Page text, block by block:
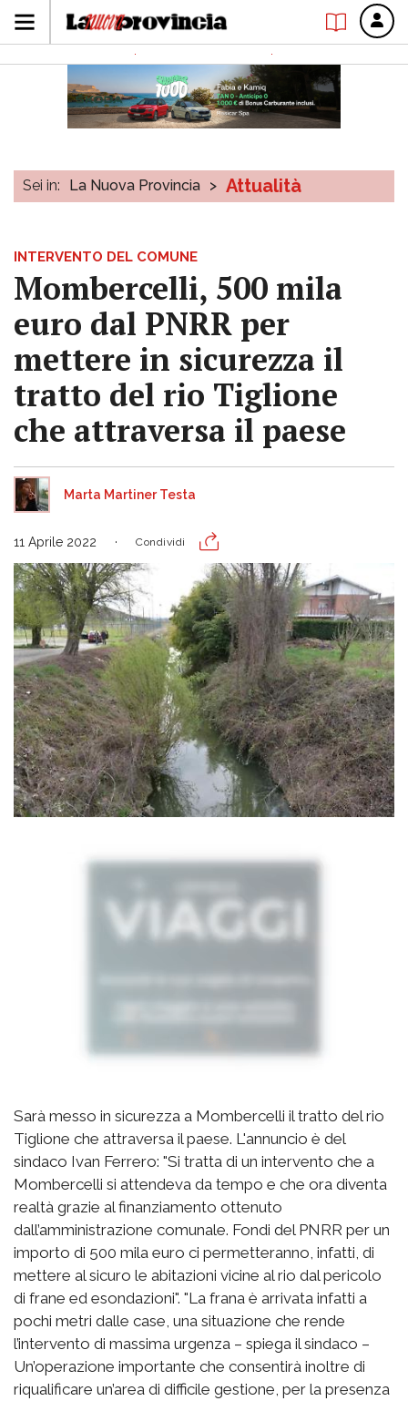
Sei in: La Nuova Provincia > Attualità
INTERVENTO DEL COMUNE
Mombercelli, 500 mila
euro dal PNRR per
mettere in sicurezza il
tratto del rio Tiglione
che attraversa il paese
Marta Martiner Testa
11 Aprile 2022 Condividi
Sarà messo in sicurezza a Mombercelli il tratto del rio
Tiglione che attraversa il paese. L'annuncio è del
sindaco Ivan Ferrero: "Si tratta di un intervento che a
Mombercelli si attendeva da tempo e che ora diventa
realtà grazie al finanziamento ottenuto
dall’amministrazione comunale. Fondi del PNRR per un
importo di 500 mila euro ci permetteranno, infatti, di
mettere al sicuro le abitazioni vicine al rio dal pericolo
di frane ed esondazioni". "La frana è arrivata infatti a
pochi metri dalle case, una situazione che rende
l’intervento di massima urgenza – spiega il sindaco –
Un’operazione importante che consentirà inoltre di
riqualificare un’area di difficile gestione, per la presenza